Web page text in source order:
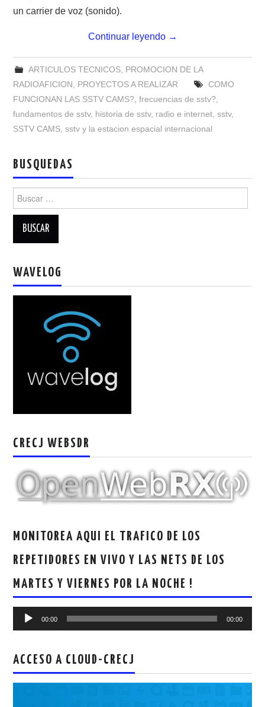
MORSE CW APRENDE Y MAS
PATROCINADORES
RADIOAFICIONADOS EN MEXICO
PROMOCIÓN DE LA RADIO AFICIÓN
PROPAGACIÓN
SALÓN DE LA FAMA DEL CRECJ
SOTA Y POTA
W5WIN
AUTENTIFICACIÓN DE MIEMBROS DEL
MUMLA APP ( MUY FÁCIL )
un carrier de voz (sonido).
Continuar leyendo →
ARTICULOS TECNICOS, PROMOCION DE LA
RADIOAFICION, PROYECTOS A REALIZAR
COMO
FUNCIONAN LAS SSTV CAMS?,frecuencias de sstv?,
fundamentos de sstv, historia de sstv, radio e internet,sstv,
SSTV CAMS,sstv y la estacion espacial internacional
BUSQUEDAS
Buscar:
WAVELOG
CRECJ WEBSDR
MONITOREA AQUI EL TRAFICO DE LOS
REPETIDORES EN VIVO Y LAS NETS DE LOS
MARTES Y VIERNES POR LA NOCHE !
Reproductor
00:00 00:00
ACCESO A CLOUD-CRECJ